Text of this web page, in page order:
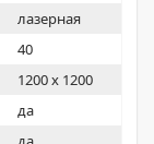
лазерная
40
1200 x 1200
да